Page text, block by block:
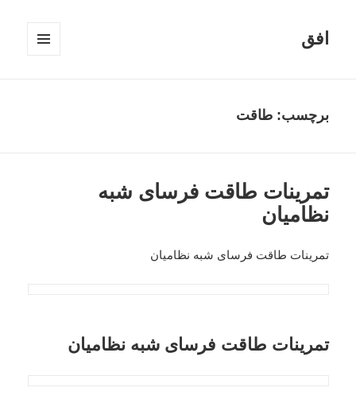
افق
برچسب:طاقت
تمرینات طاقت فرسای شبه
نظامیان
تمرینات طاقت فرسای شبه نظامیان
تمرینات طاقت فرسای شبه نظامیان